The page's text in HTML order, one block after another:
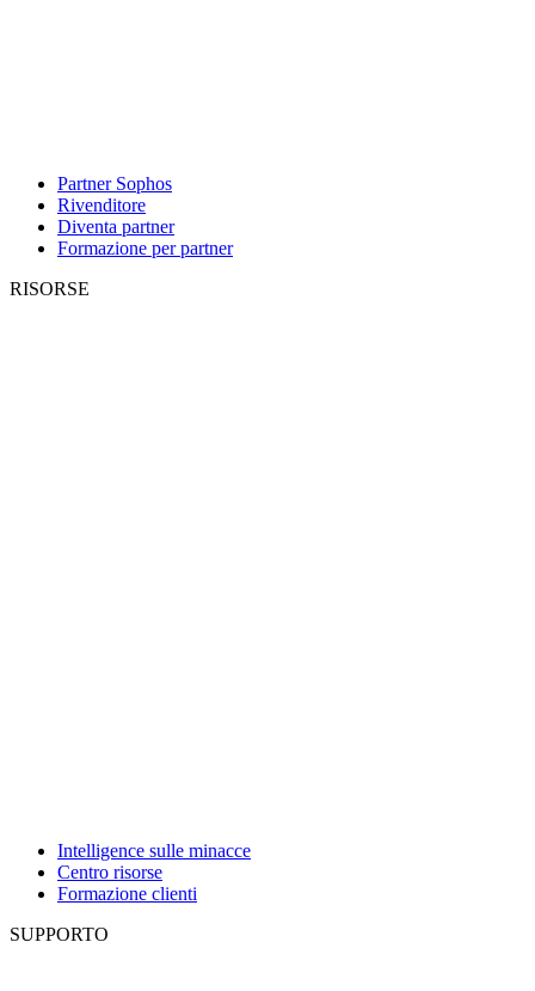
Partner Sophos
Rivenditore
Diventa partner
Formazione per partner
RISORSE
Intelligence sulle minacce
Centro risorse
Formazione clienti
SUPPORTO